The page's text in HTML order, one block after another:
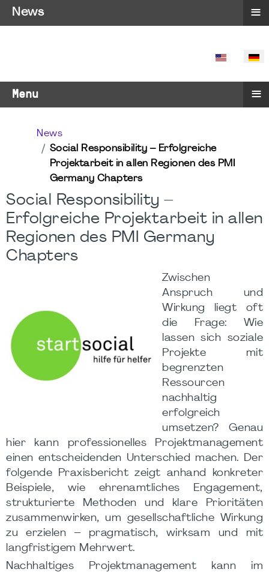
SPRACHE
Menu ≡
News
Social Responsibility – Erfolgreiche
Projektarbeit in allen Regionen des PMI
Germany Chapters
Social Responsibility –
Erfolgreiche Projektarbeit in allen
Regionen des PMI Germany
Chapters
Zwischen
Anspruch und
Wirkung liegt oft
die Frage: Wie
lassen sich soziale
Projekte mit
begrenzten
Ressourcen
nachhaltig
erfolgreich
umsetzen? Genau
hier kann professionelles Projektmanagement
einen entscheidenden Unterschied machen. Der
folgende Praxisbericht zeigt anhand konkreter
Beispiele, wie ehrenamtliches Engagement,
strukturierte Methoden und klare Prioritäten
zusammenwirken, um gesellschaftliche Wirkung
zu erzielen – pragmatisch, wirksam und mit
langfristigem Mehrwert.
Nachhaltiges Projektmanagement kann im
News ≡